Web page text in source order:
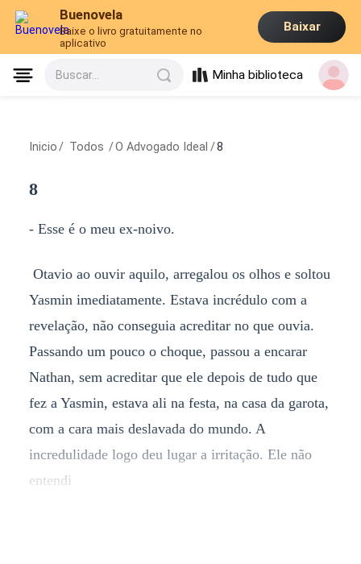
Buenovela
Baixe o livro gratuitamente no
aplicativo
Baixar
Buscar... Minha biblioteca
Inicio / Todos /O Advogado Ideal /8
8
- Esse é o meu ex-noivo.
Otavio ao ouvir aquilo, arregalou os olhos e soltou
Yasmin imediatamente. Estava incrédulo com a
revelação, não conseguia acreditar no que ouvia.
Passando um pouco o choque, passou a encarar
Nathan, sem acreditar que ele depois de tudo que
fez a Yasmin, estava ali na festa, na casa da garota,
com a cara mais deslavada do mundo. A
incredulidade logo deu lugar a irritação. Ele não
entendi